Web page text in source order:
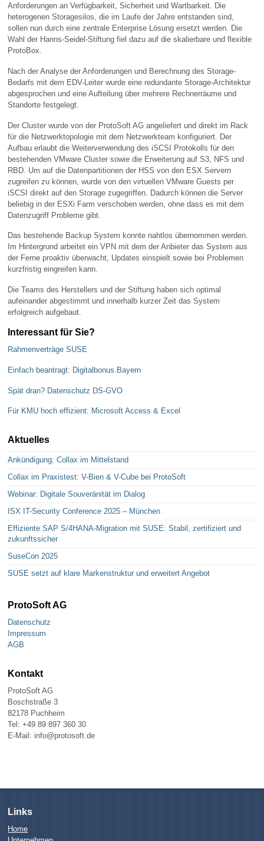
Anforderungen an Verfügbarkeit, Sicherheit und Wartbarkeit. Die
heterogenen Storagesilos, die im Laufe der Jahre entstanden sind,
sollen nun durch eine zentrale Enterprise Lösung ersetzt werden. Die
Wahl der Hanns-Seidel-Stiftung fiel dazu auf die skalierbare und flexible
ProtoBox.
Nach der Analyse der Anforderungen und Berechnung des Storage-
Bedarfs mit dem EDV-Leiter wurde eine redundante Storage-Architektur
abgesprochen und eine Aufteilung über mehrere Rechnerräume und
Standorte festgelegt.
Der Cluster wurde von der ProtoSoft AG angeliefert und direkt im Rack
für die Netzwerktopologie mit dem Netzwerkteam konfiguriert. Der
Aufbau erlaubt die Weiterverwendung des iSCSI Protokolls für den
bestehenden VMware Cluster sowie die Erweiterung auf S3, NFS und
RBD. Um auf die Datenpartitionen der HSS von den ESX Servern
zugreifen zu können, wurde von den virtuellen VMware Guests per
iSCSI direkt auf den Storage zugegriffen. Dadurch können die Server
beliebig in der ESXi Farm verschoben werden, ohne dass es mit dem
Datenzugriff Probleme gibt.
Das bestehende Backup System konnte nahtlos übernommen werden.
Im Hintergrund arbeitet ein VPN mit dem der Anbieter das System aus
der Ferne proaktiv überwacht, Updates einspielt sowie bei Problemen
kurzfristig eingreifen kann.
Die Teams des Herstellers und der Stiftung haben sich optimal
aufeinander abgestimmt und innerhalb kurzer Zeit das System
erfolgreich aufgebaut.
Interessant für Sie?
Rahmenverträge SUSE
Einfach beantragt: Digitalbonus.Bayern
Spät dran? Datenschutz DS-GVO
Für KMU hoch effizient: Microsoft Access & Excel
Aktuelles
Ankündigung: Collax im Mittelstand
Collax im Praxistest: V-Bien & V-Cube bei ProtoSoft
Webinar: Digitale Souveränität im Dialog
ISX IT-Security Conference 2025 – München
Effiziente SAP S/4HANA-Migration mit SUSE: Stabil, zertifiziert und
zukunftssicher
SuseCon 2025
SUSE setzt auf klare Markenstruktur und erweitert Angebot
ProtoSoft AG
Datenschutz
Impressum
AGB
Kontakt
ProtoSoft AG
Boschstraße 3
82178 Puchheim
Tel: +49 89 897 360 30
E-Mail: info@protosoft.de
Links
Home